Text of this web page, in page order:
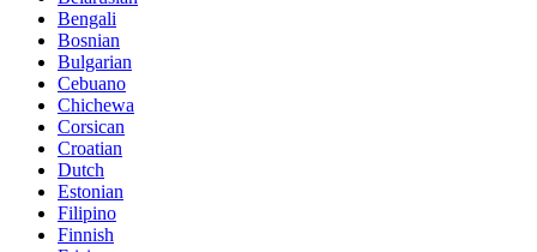
Bengali
Bosnian
Bulgarian
Cebuano
Chichewa
Corsican
Croatian
Dutch
Estonian
Filipino
Finnish